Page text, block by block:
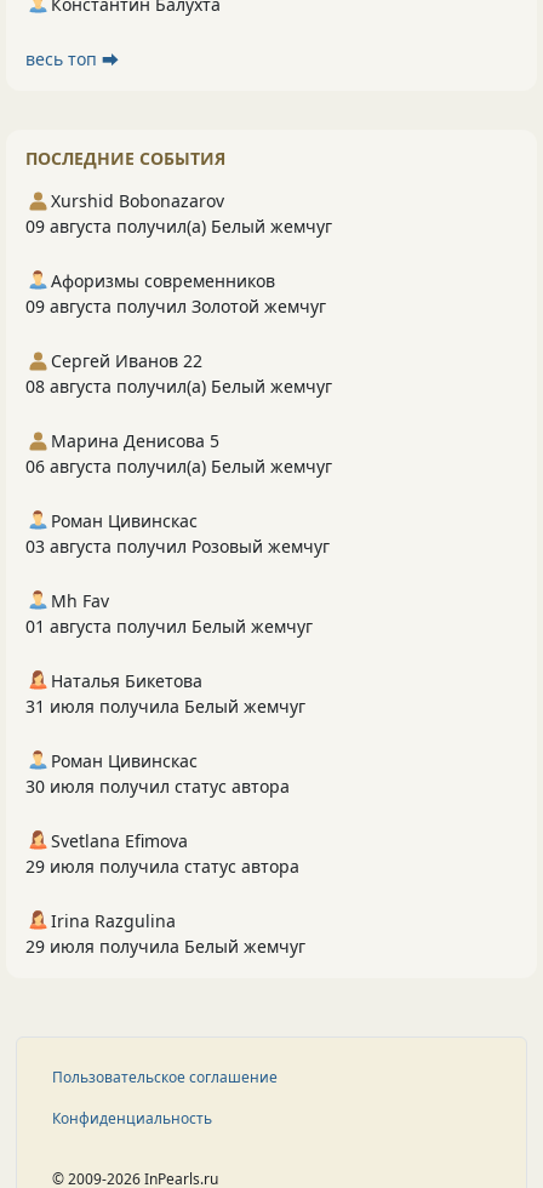
Константин Балухта
весь топ ⮕
ПОСЛЕДНИЕ СОБЫТИЯ
Xurshid Bobonazarov
09 августа получил(а) Белый жемчуг
Афоризмы современников
09 августа получил Золотой жемчуг
Сергей Иванов 22
08 августа получил(а) Белый жемчуг
Марина Денисова 5
06 августа получил(а) Белый жемчуг
Роман Цивинскас
03 августа получил Розовый жемчуг
Mh Fav
01 августа получил Белый жемчуг
Наталья Бикетова
31 июля получила Белый жемчуг
Роман Цивинскас
30 июля получил статус автора
Svetlana Efimova
29 июля получила статус автора
Irina Razgulina
29 июля получила Белый жемчуг
Пользовательское соглашение
Конфиденциальность
© 2009-2026 InPearls.ru